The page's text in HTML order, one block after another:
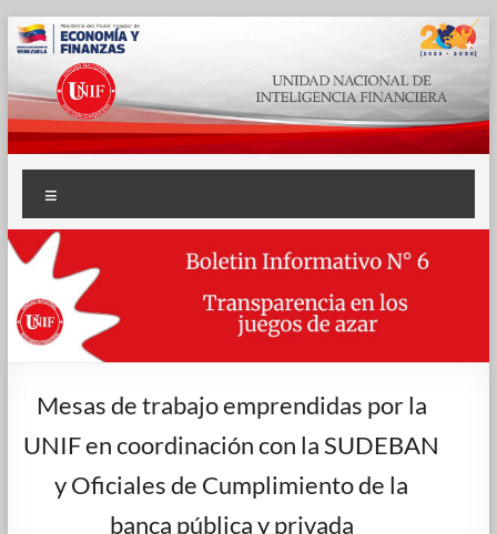
Mesas de trabajo emprendidas por la
UNIF en coordinación con la SUDEBAN
y Oficiales de Cumplimiento de la
banca pública y privada